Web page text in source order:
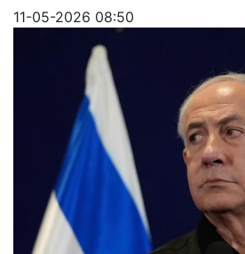
11-05-2026 08:50